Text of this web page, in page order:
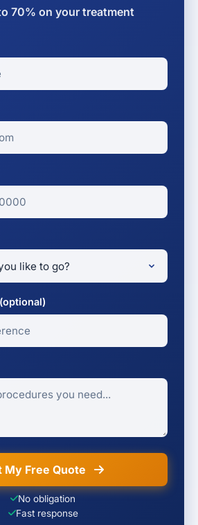
70% on your treatment
My Free Quote
No obligation
Fast response